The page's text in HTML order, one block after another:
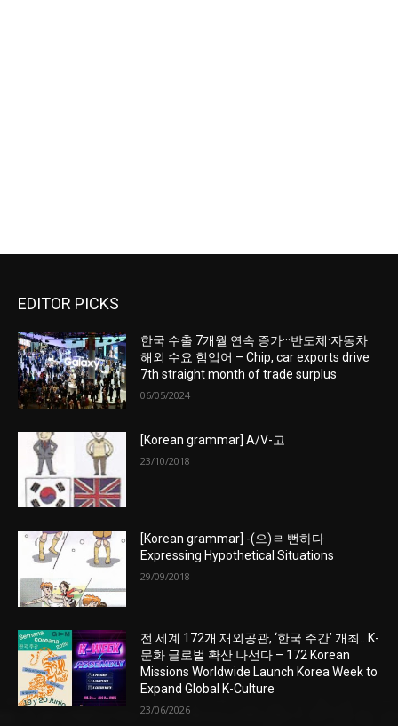
EDITOR PICKS
한국 수출 7개월 연속 증가···반도체·자동차
해외 수요 힘입어 – Chip, car exports drive
7th straight month of trade surplus
06/05/2024
[Korean grammar] A/V-고
23/10/2018
[Korean grammar] -(으)ㄹ 뻔하다
Expressing Hypothetical Situations
29/09/2018
전 세계 172개 재외공관, ‘한국 주간’ 개최…K-
문화 글로벌 확산 나선다 – 172 Korean
Missions Worldwide Launch Korea Week to
Expand Global K-Culture
23/06/2026